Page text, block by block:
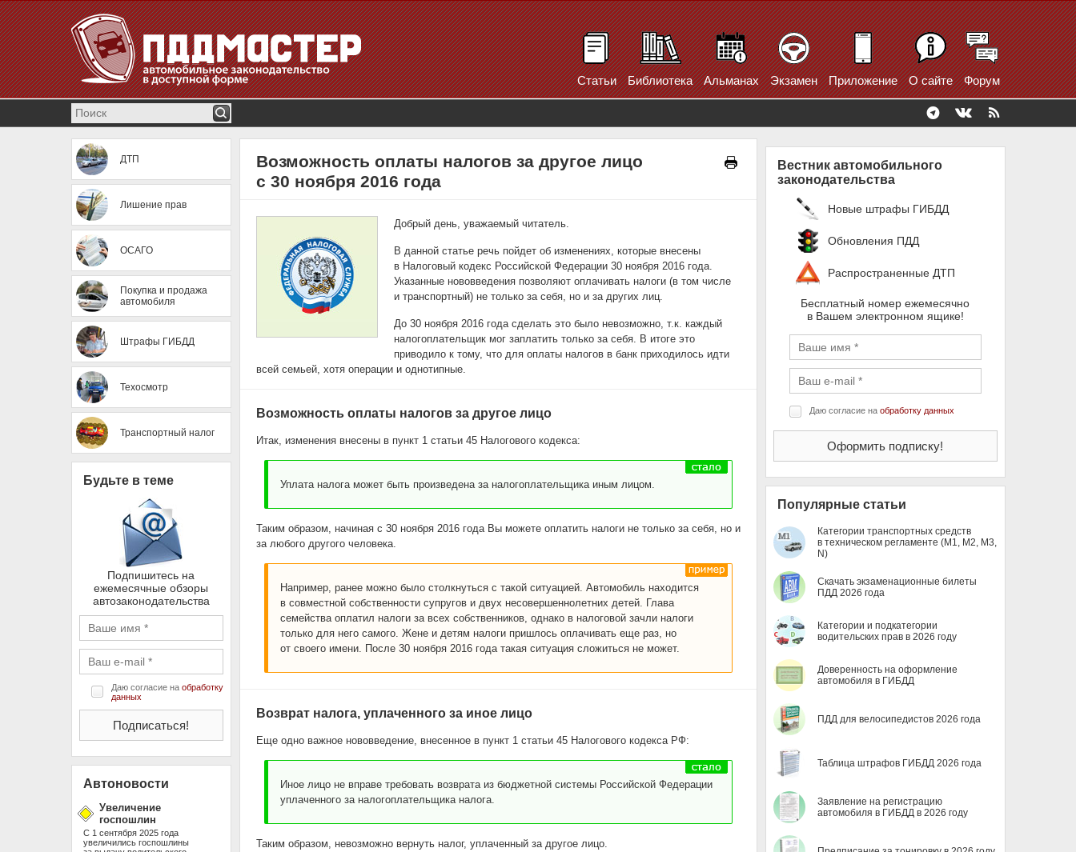
Статьи Библиотека Альманах Экзамен Приложение О сайте Форум
ДТП
Лишение прав
ОСАГО
Покупка и продажа
автомобиля
Штрафы ГИБДД
Техосмотр
Транспортный налог
Будьте в теме
Подпишитесь на
ежемесячные обзоры
автозаконодательства
Даю согласие на обработку
данных
Автоновости
Увеличение
госпошлин
С 1 сентября 2025 года
увеличились госпошлины
Возможность оплаты налогов за другое лицо
с 30 ноября 2016 года
Добрый день, уважаемый читатель.
В данной статье речь пойдет об изменениях, которые внесены
в Налоговый кодекс Российской Федерации 30 ноября 2016 года.
Указанные нововведения позволяют оплачивать налоги (в том числе
и транспортный) не только за себя, но и за других лиц.
До 30 ноября 2016 года сделать это было невозможно, т.к. каждый
налогоплательщик мог заплатить только за себя. В итоге это
приводило к тому, что для оплаты налогов в банк приходилось идти
всей семьей, хотя операции и однотипные.
Возможность оплаты налогов за другое лицо
Итак, изменения внесены в пункт 1 статьи 45 Налогового кодекса:
Уплата налога может быть произведена за налогоплательщика иным лицом.
Таким образом, начиная с 30 ноября 2016 года Вы можете оплатить налоги не только за себя, но и
за любого другого человека.
Например, ранее можно было столкнуться с такой ситуацией. Автомобиль находится
в совместной собственности супругов и двух несовершеннолетних детей. Глава
семейства оплатил налоги за всех собственников, однако в налоговой зачли налоги
только для него самого. Жене и детям налоги пришлось оплачивать еще раз, но
от своего имени. После 30 ноября 2016 года такая ситуация сложиться не может.
Возврат налога, уплаченного за иное лицо
Еще одно важное нововведение, внесенное в пункт 1 статьи 45 Налогового кодекса РФ:
Иное лицо не вправе требовать возврата из бюджетной системы Российской Федерации
уплаченного за налогоплательщика налога.
Таким образом, невозможно вернуть налог, уплаченный за другое лицо.
Вестник автомобильного
законодательства
Новые штрафы ГИБДД
Обновления ПДД
Распространенные ДТП
Бесплатный номер ежемесячно
в Вашем электронном ящике!
Даю согласие на обработку данных
Популярные статьи
Категории транспортных средств
в техническом регламенте (M1, M2, M3,
N)
Скачать экзаменационные билеты
ПДД 2026 года
Категории и подкатегории
водительских прав в 2026 году
Доверенность на оформление
автомобиля в ГИБДД
ПДД для велосипедистов 2026 года
Таблица штрафов ГИБДД 2026 года
Заявление на регистрацию
автомобиля в ГИБДД в 2026 году